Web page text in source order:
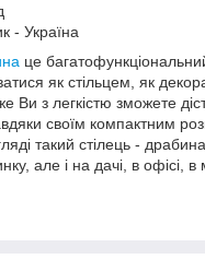
- Україна
це
як стільцем, як
Ви з легкістю зможете
своїм компактним
такий стілець -
але і на дачі, в офісі, в